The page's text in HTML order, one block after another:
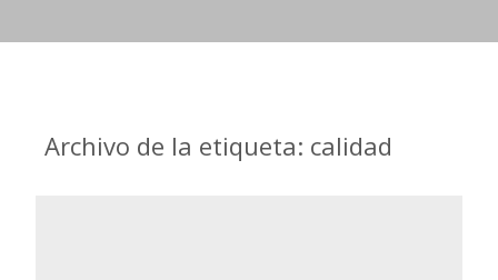
Archivo de la etiqueta: calidad